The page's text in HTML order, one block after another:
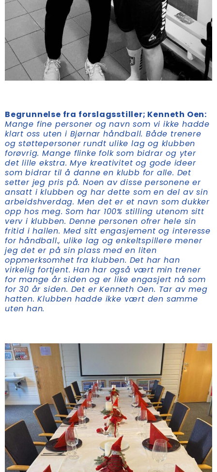
Begrunnelse fra forslagsstiller; Kenneth Oen:
Mange fine personer og navn som vi ikke hadde
klart oss uten i Bjørnar håndball. Både trenere
og støttepersoner rundt ulike lag og klubben
forøvrig. Mange flinke folk som bidrar og yter
det lille ekstra. Mye kreativitet og gode ideer
som bidrar til å danne en klubb for alle. Det
setter jeg pris på. Noen av disse personene er
ansatt i klubben og har dette som en del av sin
arbeidshverdag. Men det er et navn som dukker
opp hos meg. Som har 100% stilling utenom sitt
verv i klubben. Denne personen ofrer hele sin
fritid i hallen. Med sitt engasjement og interesse
for håndball., ulike lag og enkeltspillere mener
jeg det er på sin plass med en liten
oppmerksomhet fra klubben. Det har han
virkelig fortjent. Han har også vært min trener
for mange år siden og er like engasjert nå som
for 30 år siden. Det er Kenneth Oen. Tar av meg
hatten. Klubben hadde ikke vært den samme
uten han.